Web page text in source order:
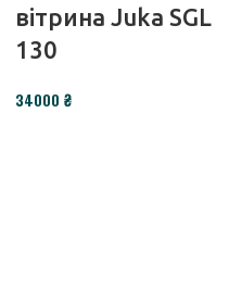
вітрина Juka SGL
130
₴